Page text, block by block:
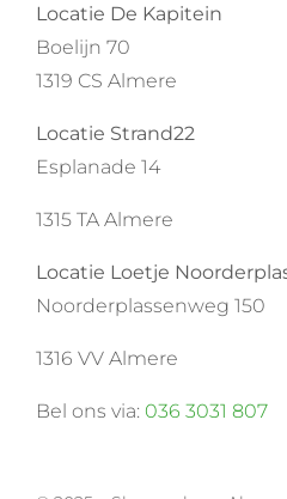
Locatie De Kapitein
Boelijn 70
1319 CS Almere
Locatie Strand22
Esplanade 14
1315 TA Almere
Locatie Loetje
Noorderplassenweg 150
1316 VV Almere
Bel ons via: 036 3031 807